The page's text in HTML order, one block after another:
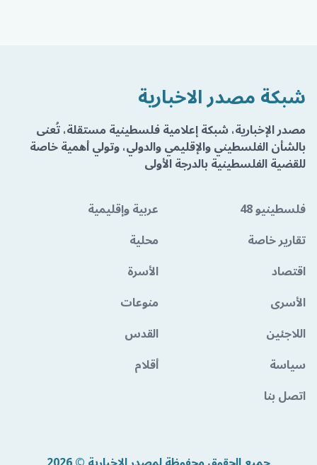
شبكة مصدر الاخبارية
مصدر الإخبارية، شبكة إعلامية فلسطينية مستقلة، تُعنى
بالشأن الفلسطيني والإقليمي والدولي، وتولي أهمية خاصة
للقضية الفلسطينية بالدرجة الأولى
فلسطينيو 48
عربية وإقليمية
تقارير خاصة
محلية
اقتصاد
الأسرة
الأسرى
منوعات
اللاجئين
القدس
سياسة
أقلام
اتصل بنا